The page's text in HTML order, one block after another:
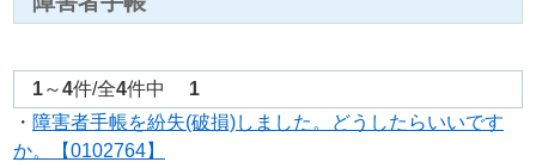
1～4件/全4件中 1
・ 障害者手帳を紛失(破損)しました。どうしたらいいです
か。【0102764】